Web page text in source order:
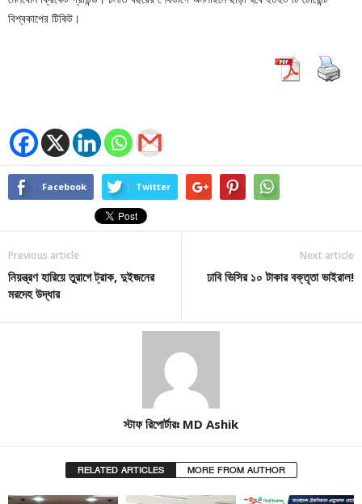
বিশ্বকাপের টিকিট।
Facebook Twitter
Previous article
নিয়ন্ত্রণ হারিয়ে তুরাগে ট্রাক, দুইজনের
মরদেহ উদ্ধার
Next article
ঢাবি ভিসির ১০ টাকার বক্তৃতা ভাইরাল!
স্টাফ রিপোর্টারঃ MD Ashik
RELATED ARTICLES MORE FROM AUTHOR